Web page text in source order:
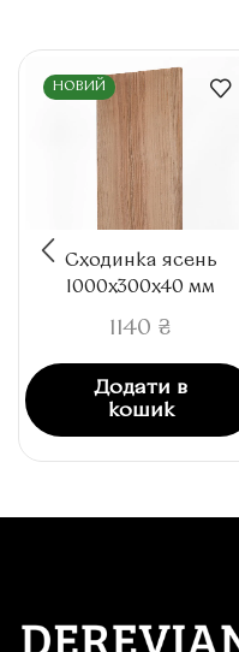
НОВИЙ
Сходинка ясень
1000x300x40 мм
1140 ₴
Додати в
кошик